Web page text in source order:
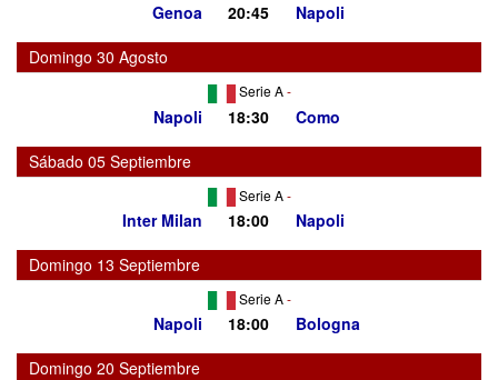
Genoa 20:45
Napoli
Domingo 30 Agosto
Serie A -
Napoli 18:30
Como
Sábado 05 Septiembre
Serie A -
Inter Milan 18:00
Napoli
Domingo 13 Septiembre
Serie A -
Napoli 18:00
Bologna
Domingo 20 Septiembre